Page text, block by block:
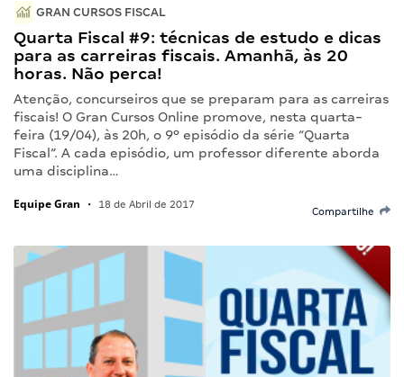
GRAN CURSOS FISCAL
Quarta Fiscal #9: técnicas de estudo e dicas
para as carreiras fiscais. Amanhã, às 20
horas. Não perca!
Atenção, concurseiros que se preparam para as carreiras
fiscais! O Gran Cursos Online promove, nesta quarta-
feira (19/04), às 20h, o 9º episódio da série “Quarta
Fiscal”. A cada episódio, um professor diferente aborda
uma disciplina…
Equipe Gran • 18 de Abril de 2017
Compartilhe